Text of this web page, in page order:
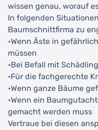
wissen genau, worauf
In folgenden
Baumschnittfirma zu
•Wenn Äste in
müssen
•Bei Befall mit
•Für die fachgerechte
•Wenn ganze Bäume
•Wenn ein
gemacht werden muss
Vertraue bei diesen